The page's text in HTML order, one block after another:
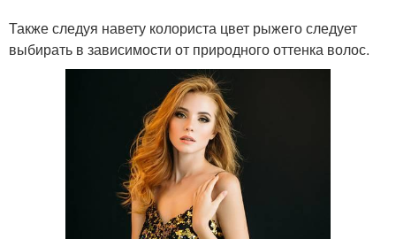
Также следуя навету колориста цвет рыжего следует
выбирать в зависимости от природного оттенка волос.